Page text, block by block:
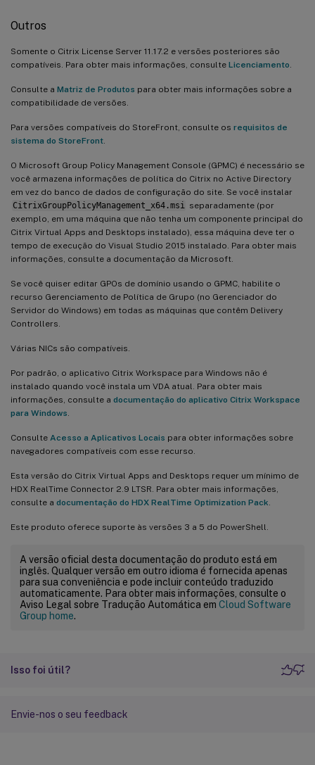
Outros
Somente o Citrix License Server 11.17.2 e versões posteriores são
compatíveis. Para obter mais informações, consulte Licenciamento
Consulte a Matriz de Produtos para obter mais informações sobre a
compatibilidade de versões.
Para versões compatíveis do StoreFront, consulte os requisitos de
sistema do StoreFront
O Microsoft Group Policy Management Console (GPMC) é necessário se
você armazena informações de política do Citrix no Active Directory
em vez do banco de dados de configuração do site. Se você instalar
CitrixGroupPolicyManagement_x64.msi
separadamente (por
exemplo, em uma máquina que não tenha um componente principal do
Citrix Virtual Apps and Desktops instalado), essa máquina deve ter o
tempo de execução do Visual Studio 2015 instalado. Para obter mais
informações, consulte a documentação da Microsoft.
Se você quiser editar GPOs de domínio usando o GPMC, habilite o
recurso Gerenciamento de Política de Grupo (no Gerenciador do
Servidor do Windows) em todas as máquinas que contêm Delivery
Controllers.
Várias NICs são compatíveis.
Por padrão, o aplicativo Citrix Workspace para Windows não é
instalado quando você instala um VDA atual. Para obter mais
informações, consulte a documentação do aplicativo Citrix Workspace
para Windows
Consulte Acesso a Aplicativos Locais para obter informações sobre
navegadores compatíveis com esse recurso.
Esta versão do Citrix Virtual Apps and Desktops requer um mínimo de
HDX RealTime Connector 2.9 LTSR. Para obter mais informações,
consulte a documentação do HDX RealTime Optimization Pack
Este produto oferece suporte às versões 3 a 5 do PowerShell.
A versão oficial desta documentação do produto está em
inglês. Qualquer versão em outro idioma é fornecida apenas
para sua conveniência e pode incluir conteúdo traduzido
automaticamente. Para obter mais informações, consulte o
Aviso Legal sobre Tradução Automática em Cloud Software
Group home.
Isso foi útil?
Envie-nos o seu feedback